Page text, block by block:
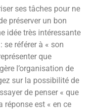
ses tâches pour ne
préserver un bon
idée très intéressante
se référer à « son
que
l’organisation de
sur la possibilité de
de penser « que
réponse est « en ce